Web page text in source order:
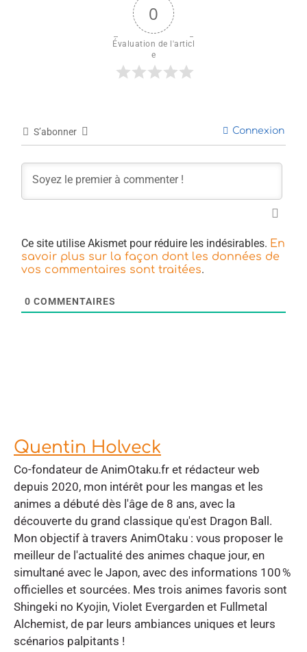
0
Évaluation de l'articl
e
S’abonner Connexion
Ce site utilise Akismet pour réduire les indésirables. En
savoir plus sur la façon dont les données de
vos commentaires sont traitées.
0 COMMENTAIRES
Quentin Holveck
Co-fondateur de AnimOtaku.fr et rédacteur web
depuis 2020, mon intérêt pour les mangas et les
animes a débuté dès l'âge de 8 ans, avec la
découverte du grand classique qu'est Dragon Ball.
Mon objectif à travers AnimOtaku : vous proposer le
meilleur de l'actualité des animes chaque jour, en
simultané avec le Japon, avec des informations 100 %
officielles et sourcées. Mes trois animes favoris sont
Shingeki no Kyojin, Violet Evergarden et Fullmetal
Alchemist, de par leurs ambiances uniques et leurs
scénarios palpitants !